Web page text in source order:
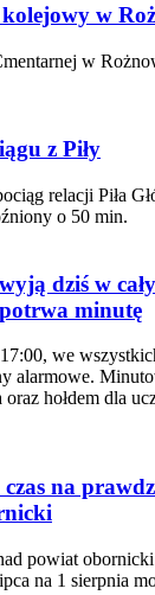
w
w
z Piły
relacji Piła
o 50 min.
dziś w
minutę
we
alarmowe.
oraz hołdem dla
na
powiat obornicki
na 1 sierpnia